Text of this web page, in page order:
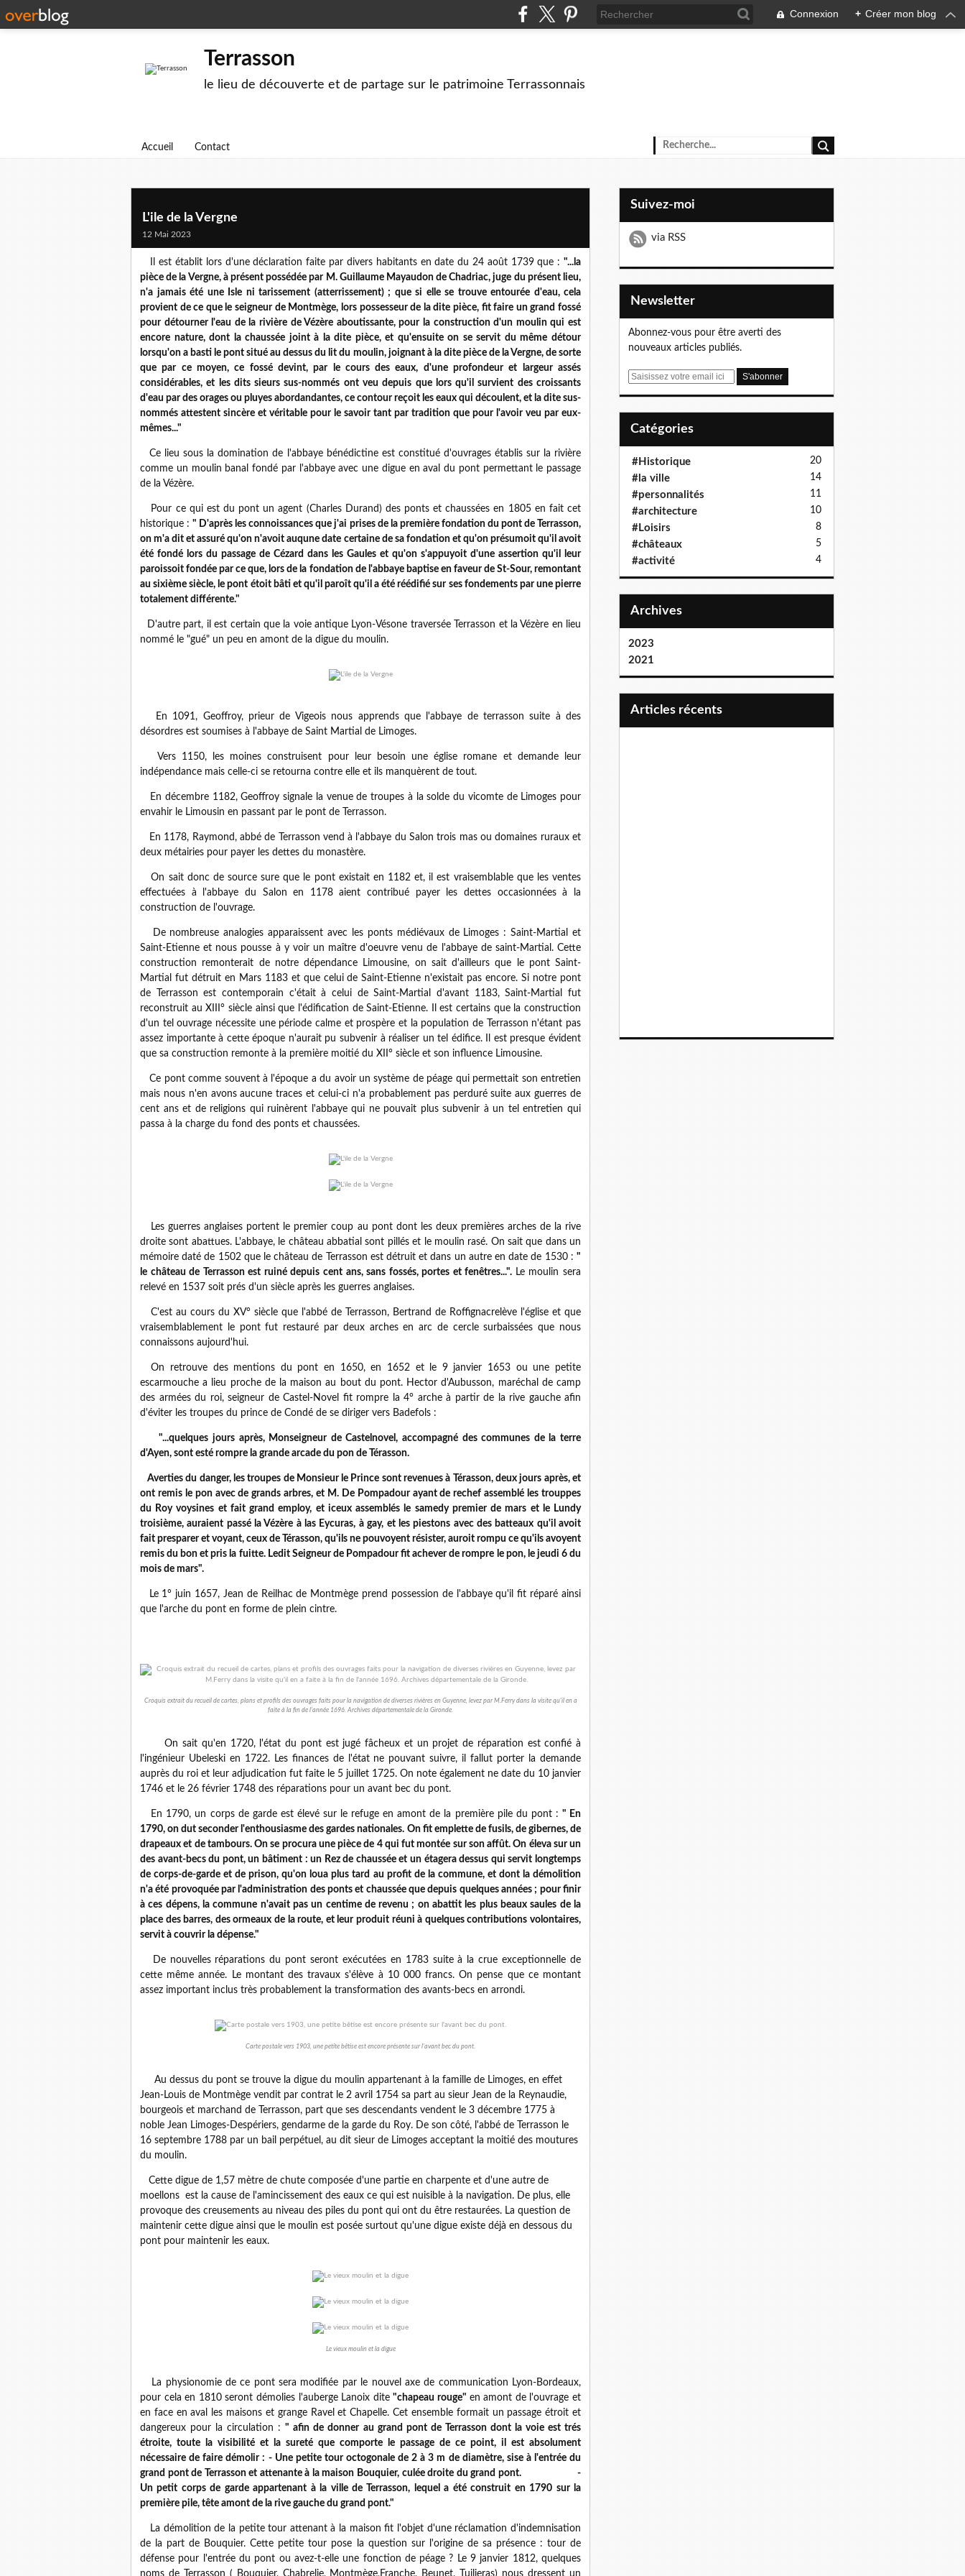
Connexion + Créer mon blog
Terrasson
le lieu de découverte et de partage sur le patrimoine Terrassonnais
Accueil Contact
L'ile de la Vergne
12 Mai 2023
Il est établit lors d'une déclaration faite par divers habitants en date du 24 août 1739 que : "...la
pièce de la Vergne, à présent possédée par M. Guillaume Mayaudon de Chadriac, juge du présent lieu,
n'a jamais été une
Isle ni tarissement (atterrissement) ; que si elle se trouve entourée d'eau, cela
provient de ce que le seigneur de Montmège, lors possesseur de la dite pièce, fit faire un grand fossé
pour détourner l'eau de la rivière de Vézère aboutissante, pour la construction d'un moulin qui est
encore nature, dont la chaussée joint à la dite pièce, et qu'ensuite on se servit du même détour
lorsqu'on a basti le pont situé au dessus du lit du moulin, joignant à la dite pièce de la Vergne, de sorte
que par ce moyen, ce fossé devint, par le cours des eaux, d'une profondeur et largeur assés
considérables, et les dits sieurs sus-nommés ont veu depuis que lors qu'il survient des croissants
d'eau par des orages ou pluyes abordandantes, ce contour reçoit les eaux qui découlent, et la dite sus-
nommés attestent sincère et véritable pour le savoir tant par tradition que pour l'avoir veu par eux-
mêmes..."
Ce lieu sous la domination de l'abbaye bénédictine est constitué d'ouvrages établis sur la rivière
comme un moulin banal fondé par l'abbaye avec une digue en aval du pont permettant le passage
de la Vézère.
Pour ce qui est du pont un agent (Charles Durand) des ponts et chaussées en 1805 en fait cet
historique :" D'après les connoissances que j'ai prises de la première fondation du pont de Terrasson,
on m'a dit et assuré qu'on n'avoit auqune date certaine de sa fondation et qu'on présumoit qu'il avoit
été fondé lors du passage de Cézard dans les Gaules et qu'on s'appuyoit d'une assertion qu'il leur
paroissoit fondée par ce que, lors de la fondation de l'abbaye baptise en faveur de St-Sour, remontant
au sixième siècle, le pont étoit bâti et qu'il paroît qu'il a été réédifié sur ses fondements par une pierre
totalement différente."
D'autre part, il est certain que la voie antique Lyon-Vésone traversée Terrasson et la Vézère en lieu
nommé le "gué" un peu en amont de la digue du moulin.
En 1091, Geoffroy, prieur de Vigeois nous apprends que l'abbaye de terrasson suite à des
désordres est soumises à l'abbaye de Saint Martial de Limoges.
Vers 1150, les moines construisent pour leur besoin une église romane et demande leur
indépendance mais celle-ci se retourna contre elle et ils manquèrent de tout.
En décembre 1182, Geoffroy signale la venue de troupes à la solde du vicomte de Limoges pour
envahir le Limousin en passant par le pont de Terrasson.
En 1178, Raymond, abbé de Terrasson vend à l'abbaye du Salon trois mas ou domaines ruraux et
deux métairies pour payer les dettes du monastère.
On sait donc de source sure que le pont existait en 1182 et, il est vraisemblable que les ventes
effectuées à l'abbaye du Salon en 1178 aient contribué payer les dettes occasionnées à la
construction de l'ouvrage.
De nombreuse analogies apparaissent avec les ponts médiévaux de Limoges : Saint-Martial et
Saint-Etienne et nous pousse à y voir un maître d'oeuvre venu de l'abbaye de saint-Martial. Cette
construction remonterait de notre dépendance Limousine, on sait d'ailleurs que le pont Saint-
Martial fut détruit en Mars 1183 et que celui de Saint-Etienne n'existait pas encore. Si notre pont
de Terrasson est contemporain c'était à celui de Saint-Martial d'avant 1183, Saint-Martial fut
reconstruit au XIII° siècle ainsi que l'édification de Saint-Etienne. Il est certains que la construction
d'un tel ouvrage nécessite une période calme et prospère et la population de Terrasson n'étant pas
assez importante à cette époque n'aurait pu subvenir à réaliser un tel édifice. Il est presque évident
que sa construction remonte à la première moitié du XII° siècle et son influence Limousine.
Ce pont comme souvent à l'époque a du avoir un système de péage qui permettait son entretien
mais nous n'en avons aucune traces et celui-ci n'a probablement pas perduré suite aux guerres de
cent ans et de religions qui ruinèrent l'abbaye qui ne pouvait plus subvenir à un tel entretien qui
passa à la charge du fond des ponts et chaussées.
Les guerres anglaises portent le premier coup au pont dont les deux premières arches de la rive
droite sont abattues. L'abbaye, le château abbatial sont pillés et le moulin rasé. On sait que dans un
mémoire daté de 1502 que le château de Terrasson est détruit et dans un autre en date de 1530 : "
le château de Terrasson est ruiné depuis cent ans, sans fossés, portes et fenêtres...". Le moulin sera
relevé en 1537 soit prés d'un siècle après les guerres anglaises.
C'est au cours du XV° siècle que l'abbé de Terrasson, Bertrand de Roffignacrelève l'église et que
vraisemblablement le pont fut restauré par deux arches en arc de cercle surbaissées que nous
connaissons aujourd'hui.
On retrouve des mentions du pont en 1650, en 1652 et le 9 janvier 1653 ou une petite
escarmouche a lieu proche de la maison au bout du pont. Hector d'Aubusson, maréchal de camp
des armées du roi, seigneur de Castel-Novel fit rompre la 4° arche à partir de la rive gauche afin
d'éviter les troupes du prince de Condé de se diriger vers Badefols :
"...quelques jours après, Monseigneur de Castelnovel, accompagné des communes de la terre
d'Ayen, sont esté rompre la grande arcade du pon de Térasson.
Averties du danger, les troupes de Monsieur le Prince sont revenues à Térasson, deux jours après, et
ont remis le pon avec de grands arbres, et M. De Pompadour ayant de rechef assemblé les trouppes
du Roy voysines et fait grand employ, et iceux assemblés le samedy premier de mars et le Lundy
troisième, auraient passé la Vézère à las Eycuras, à gay, et les piestons avec des batteaux qu'il avoit
fait presparer et voyant, ceux de Térasson, qu'ils ne pouvoyent résister, auroit rompu ce qu'ils avoyent
remis du bon et pris la fuitte. Ledit Seigneur de Pompadour fit achever de rompre le pon, le jeudi 6 du
mois de mars".
Le 1° juin 1657, Jean de Reilhac de Montmège prend possession de l'abbaye qu'il fit réparé ainsi
que l'arche du pont en forme de plein cintre.
Croquis extrait du recueil de cartes, plans et profils des ouvrages faits pour la navigation de diverses rivières en Guyenne, levez par M.Ferry dans la visite qu'il en a
faite à la fin de l'année 1696. Archives départementale de la Gironde.
On sait qu'en 1720, l'état du pont est jugé fâcheux et un projet de réparation est confié à
l'ingénieur Ubeleski en 1722. Les finances de l'état ne pouvant suivre, il fallut porter la demande
auprès du roi et leur adjudication fut faite le 5 juillet 1725. On note également ne date du 10 janvier
1746 et le 26 février 1748 des réparations pour un avant bec du pont.
En 1790, un corps de garde est élevé sur le refuge en amont de la première pile du pont : " En
1790, on dut seconder l'enthousiasme des gardes nationales. On fit emplette de fusils, de gibernes, de
drapeaux et de tambours. On se procura une pièce de 4 qui fut montée sur son affût. On éleva sur un
des avant-becs du pont, un bâtiment : un Rez de chaussée et un étagera dessus qui servit longtemps
de corps-de-garde et de prison, qu'on loua plus tard au profit de la commune, et dont la démolition
n'a été provoquée par l'administration des ponts et chaussée que depuis quelques années ; pour finir
à ces dépens, la commune n'avait pas un centime de revenu ; on abattit les plus beaux saules de la
place des barres, des ormeaux de la route, et leur produit réuni à quelques contributions volontaires,
servit à couvrir la dépense."
De nouvelles réparations du pont seront exécutées en 1783 suite à la crue exceptionnelle de
cette même année. Le montant des travaux s'élève à 10 000 francs. On pense que ce montant
assez important inclus très probablement la transformation des avants-becs en arrondi.
Carte postale vers 1903, une petite bêtise est encore présente sur l'avant bec du pont.
Au dessus du pont se trouve la digue du moulin appartenant à la famille de Limoges, en effet
Jean-Louis de Montmège vendit par contrat le 2 avril 1754 sa part au sieur Jean de la Reynaudie,
bourgeois et marchand de Terrasson, part que ses descendants vendent le 3 décembre 1775 à
noble Jean Limoges-Despériers, gendarme de la garde du Roy. De son côté, l'abbé de Terrasson le
16 septembre 1788 par un bail perpétuel, au dit sieur de Limoges acceptant la moitié des moutures
du moulin.
Cette digue de 1,57 mètre de chute composée d'une partie en charpente et d'une autre de
moellons est la cause de l'amincissement des eaux ce qui est nuisible à la navigation. De plus, elle
provoque des creusements au niveau des piles du pont qui ont du être restaurées. La question de
maintenir cette digue ainsi que le moulin est posée surtout qu'une digue existe déjà en dessous du
pont pour maintenir les eaux.
Le vieux moulin et la digue
La physionomie de ce pont sera modifiée par le nouvel axe de communication Lyon-Bordeaux,
pour cela en 1810 seront démolies l'auberge Lanoix dite"chapeau rouge" en amont de l'ouvrage et
en face en aval les maisons et grange Ravel et Chapelle. Cet ensemble formait un passage étroit et
dangereux pour la circulation :" afin de donner au grand pont de Terrasson dont la voie est trés
étroite, toute la visibilité et la sureté que comporte le passage de ce point, il est absolument
nécessaire de faire démolir : - Une petite tour octogonale de 2 à 3 m de diamètre, sise à l'entrée du
grand pont de Terrasson et attenante à la maison Bouquier, culée droite du grand pont. -
Un petit corps de garde appartenant à la ville de Terrasson, lequel a été construit en 1790 sur la
première pile, tête amont de la rive gauche du grand pont."
La démolition de la petite tour attenant à la maison fit l'objet d'une réclamation d'indemnisation
de la part de Bouquier. Cette petite tour pose la question sur l'origine de sa présence : tour de
défense pour l'entrée du pont ou avez-t-elle une fonction de péage ? Le 9 janvier 1812, quelques
noms de Terrasson ( Bouquier, Chabrelie, Montmège,Franche, Beunet, Tuilieras) nous dressent un
Suivez-moi
via RSS
Newsletter
Abonnez-vous pour être averti des
nouveaux articles publiés.
E
Catégories
#Historique 20
#la ville 14
#personnalités 11
#architecture 10
#Loisirs 8
#châteaux 5
#activité 4
Archives
2023
2021
articles récents